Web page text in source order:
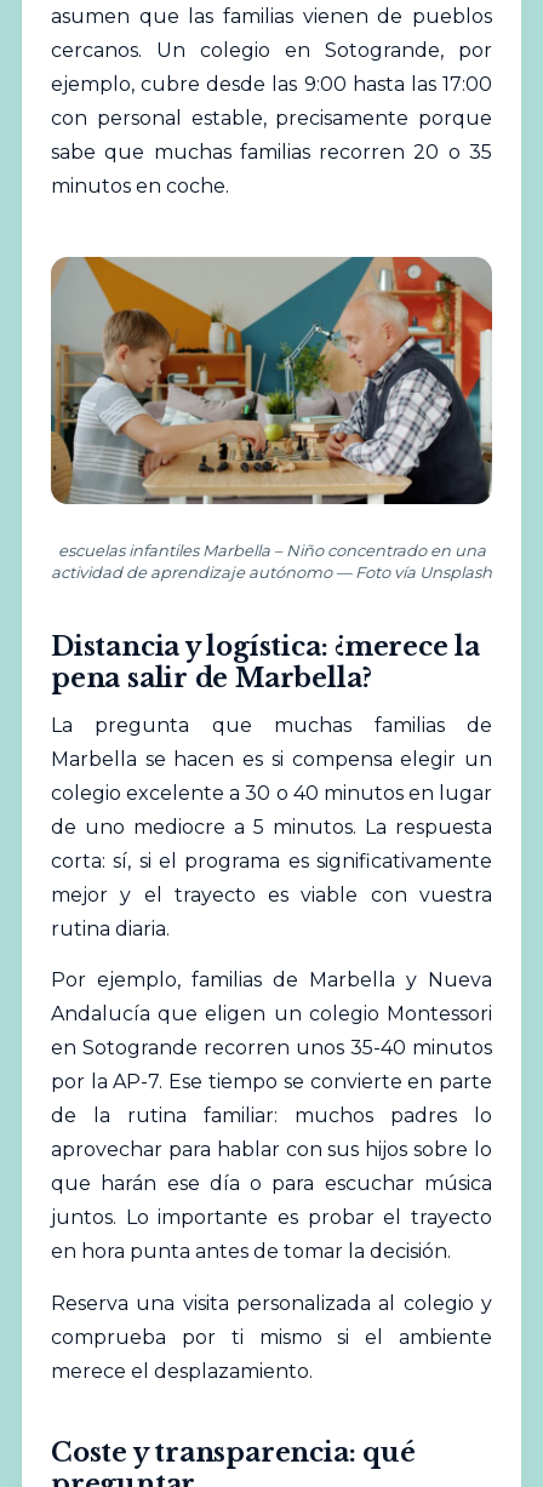
asumen que las familias vienen de pueblos
cercanos. Un colegio en Sotogrande, por
ejemplo, cubre desde las 9:00 hasta las 17:00
con personal estable, precisamente porque
sabe que muchas familias recorren 20 o 35
minutos en coche.
escuelas infantiles Marbella – Niño concentrado en una
actividad de aprendizaje autónomo — Foto vía Unsplash
Distancia y logística: ¿merece la
pena salir de Marbella?
La pregunta que muchas familias de
Marbella se hacen es si compensa elegir un
colegio excelente a 30 o 40 minutos en lugar
de uno mediocre a 5 minutos. La respuesta
corta: sí, si el programa es significativamente
mejor y el trayecto es viable con vuestra
rutina diaria.
Por ejemplo, familias de Marbella y Nueva
Andalucía que eligen un colegio Montessori
en Sotogrande recorren unos 35-40 minutos
por la AP-7. Ese tiempo se convierte en parte
de la rutina familiar: muchos padres lo
aprovechar para hablar con sus hijos sobre lo
que harán ese día o para escuchar música
juntos. Lo importante es probar el trayecto
en hora punta antes de tomar la decisión.
Reserva una visita personalizada al colegio y
comprueba por ti mismo si el ambiente
merece el desplazamiento.
Coste y transparencia: qué